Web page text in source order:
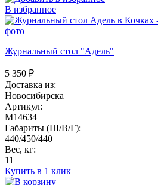
В избранное
Журнальный стол "Адель"
5 350 ₽
Доставка из:
Новосибирска
Артикул:
M14634
Габариты (Ш/В/Г):
440/450/440
Вес, кг:
11
Купить в 1 клик